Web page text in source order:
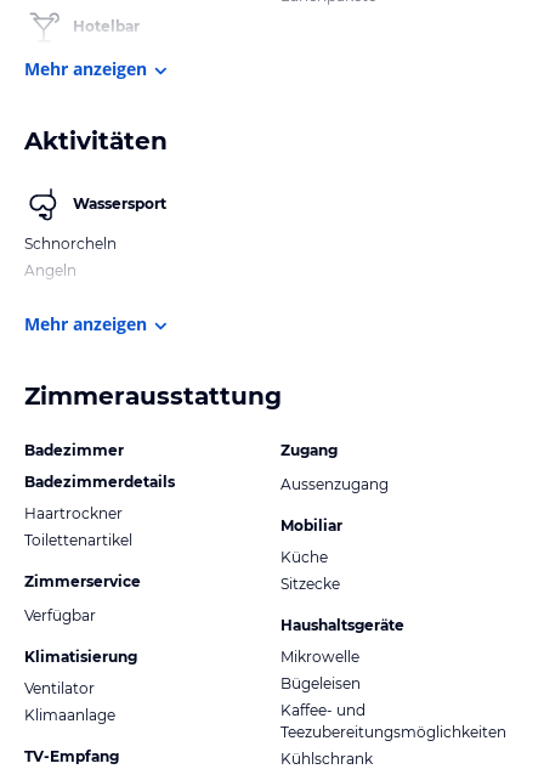
Hotelbar
Mehr anzeigen
Aktivitäten
Wassersport
Schnorcheln
Angeln
Mehr anzeigen
Zimmerausstattung
Badezimmer
Badezimmerdetails
Haartrockner
Toilettenartikel
Zimmerservice
Verfügbar
Klimatisierung
Ventilator
Klimaanlage
TV-Empfang
Zugang
Aussenzugang
Mobiliar
Küche
Sitzecke
Haushaltsgeräte
Mikrowelle
Bügeleisen
Kaffee- und
Teezubereitungsmöglichkeiten
Kühlschrank